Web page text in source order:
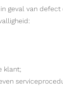
geval van
klant;